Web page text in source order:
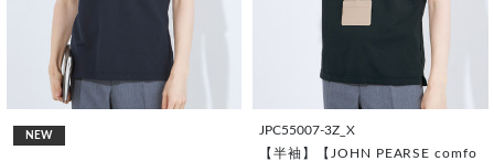
NEW
JPC55007-3Z_X
【半袖】【JOHN PEARSE comfo